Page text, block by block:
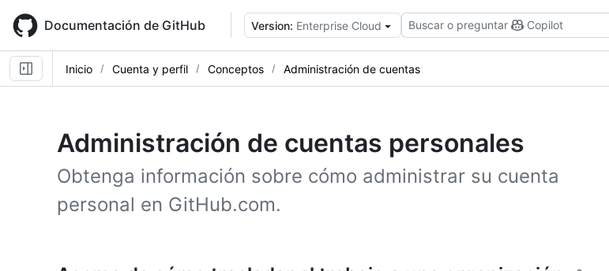
main
content
Documentación de GitHub Version: Enterprise Cloud Buscar o preguntar Copilot
Inicio Cuenta y perfil Conceptos Administración de cuentas
Administración de cuentas personales
Obtenga información sobre cómo administrar su cuenta
personal en GitHub.com.